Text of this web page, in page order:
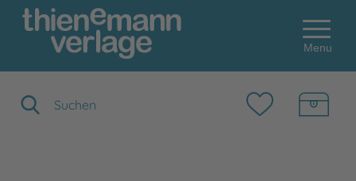
Menu